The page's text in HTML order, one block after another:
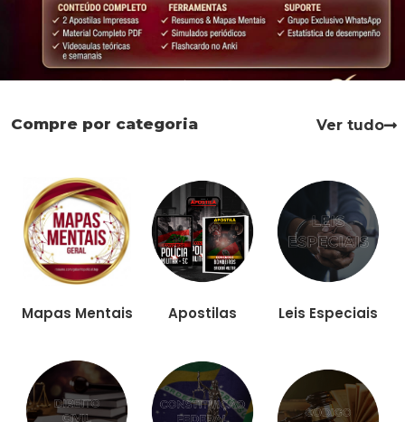
Compre por categoria Ver tudo
Mapas Mentais Apostilas Leis Especiais